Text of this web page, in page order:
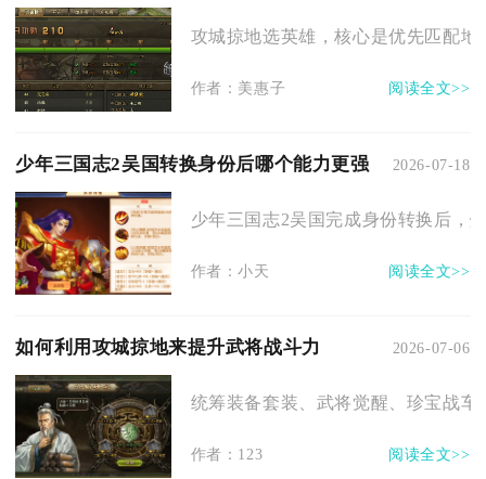
攻城掠地选英雄，核心是优先匹配
作者：美惠子 阅读全文>>
少年三国志2吴国转换身份后哪个能力更强 2026-07-18
少年三国志2吴国完成身份转换后，
作者：小天 阅读全文>>
如何利用攻城掠地来提升武将战斗力 2026-07-06
统筹装备套装、武将觉醒、珍宝战
作者：123 阅读全文>>